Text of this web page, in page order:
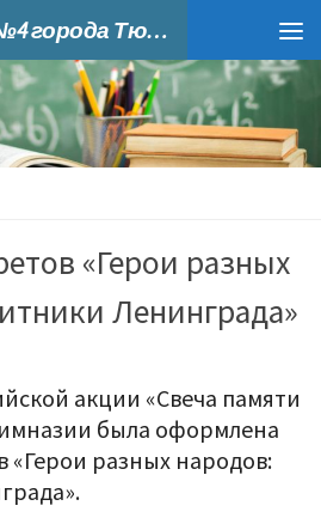
МАОУ гимназия №4 города Тюмени
«Герои разных
Ленинграда»
акции «Свеча памяти
была оформлена
«Герои разных народов: